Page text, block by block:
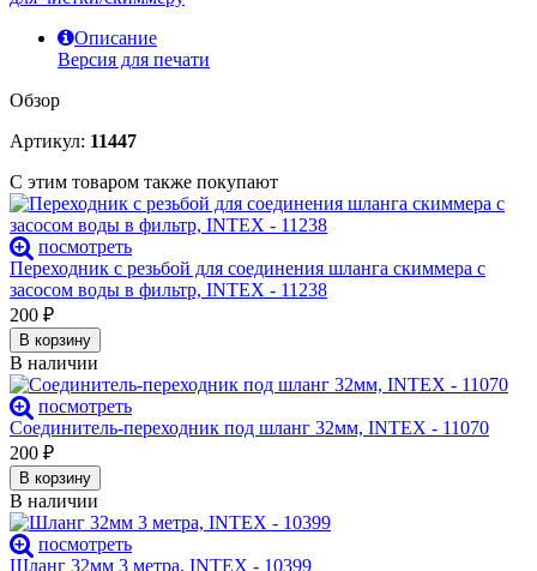
Описание
Версия для печати
Обзор
Артикул: 11447
С этим товаром также покупают
посмотреть
Переходник с резьбой для соединения шланга скиммера с
засосом воды в фильтр, INTEX - 11238
200 ₽
В корзину
В наличии
посмотреть
Соединитель-переходник под шланг 32мм, INTEX - 11070
200 ₽
В корзину
В наличии
посмотреть
Шланг 32мм 3 метра, INTEX - 10399